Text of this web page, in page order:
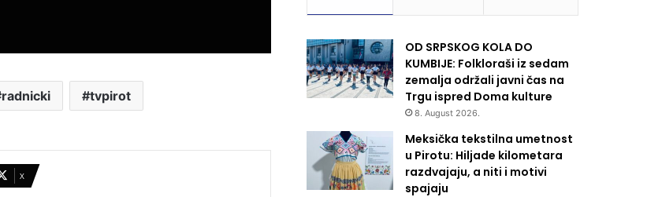
radnicki tvpirot
X
OD SRPSKOG KOLA DO
KUMBIJE: Folkloraši iz sedam
zemalja održali javni čas na
Trgu ispred Doma kulture
8. August 2026.
Meksička tekstilna umetnost
u Pirotu: Hiljade kilometara
razdvajaju, a niti i motivi
spajaju